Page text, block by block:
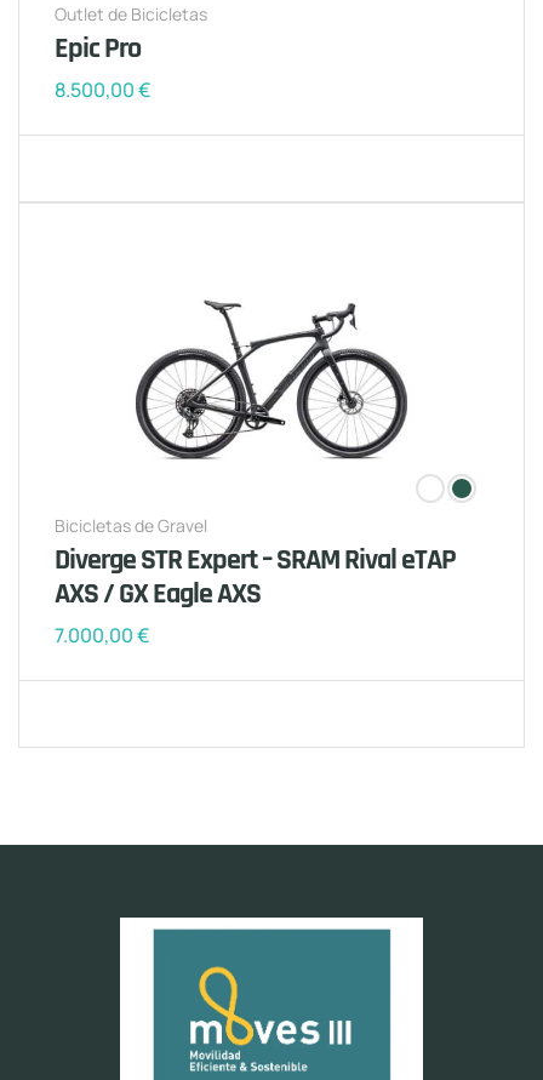
Outlet de Bicicletas
Epic Pro
8.500,00€
Bicicletas de Gravel
Diverge STR Expert – SRAM Rival eTAP
AXS / GX Eagle AXS
7.000,00€